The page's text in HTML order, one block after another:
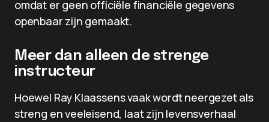
omdat er geen officiële financiële gegevens
openbaar zijn gemaakt.
Meer dan alleen de strenge
instructeur
Hoewel Ray Klaassens vaak wordt neergezet als
streng en veeleisend, laat zijn levensverhaal